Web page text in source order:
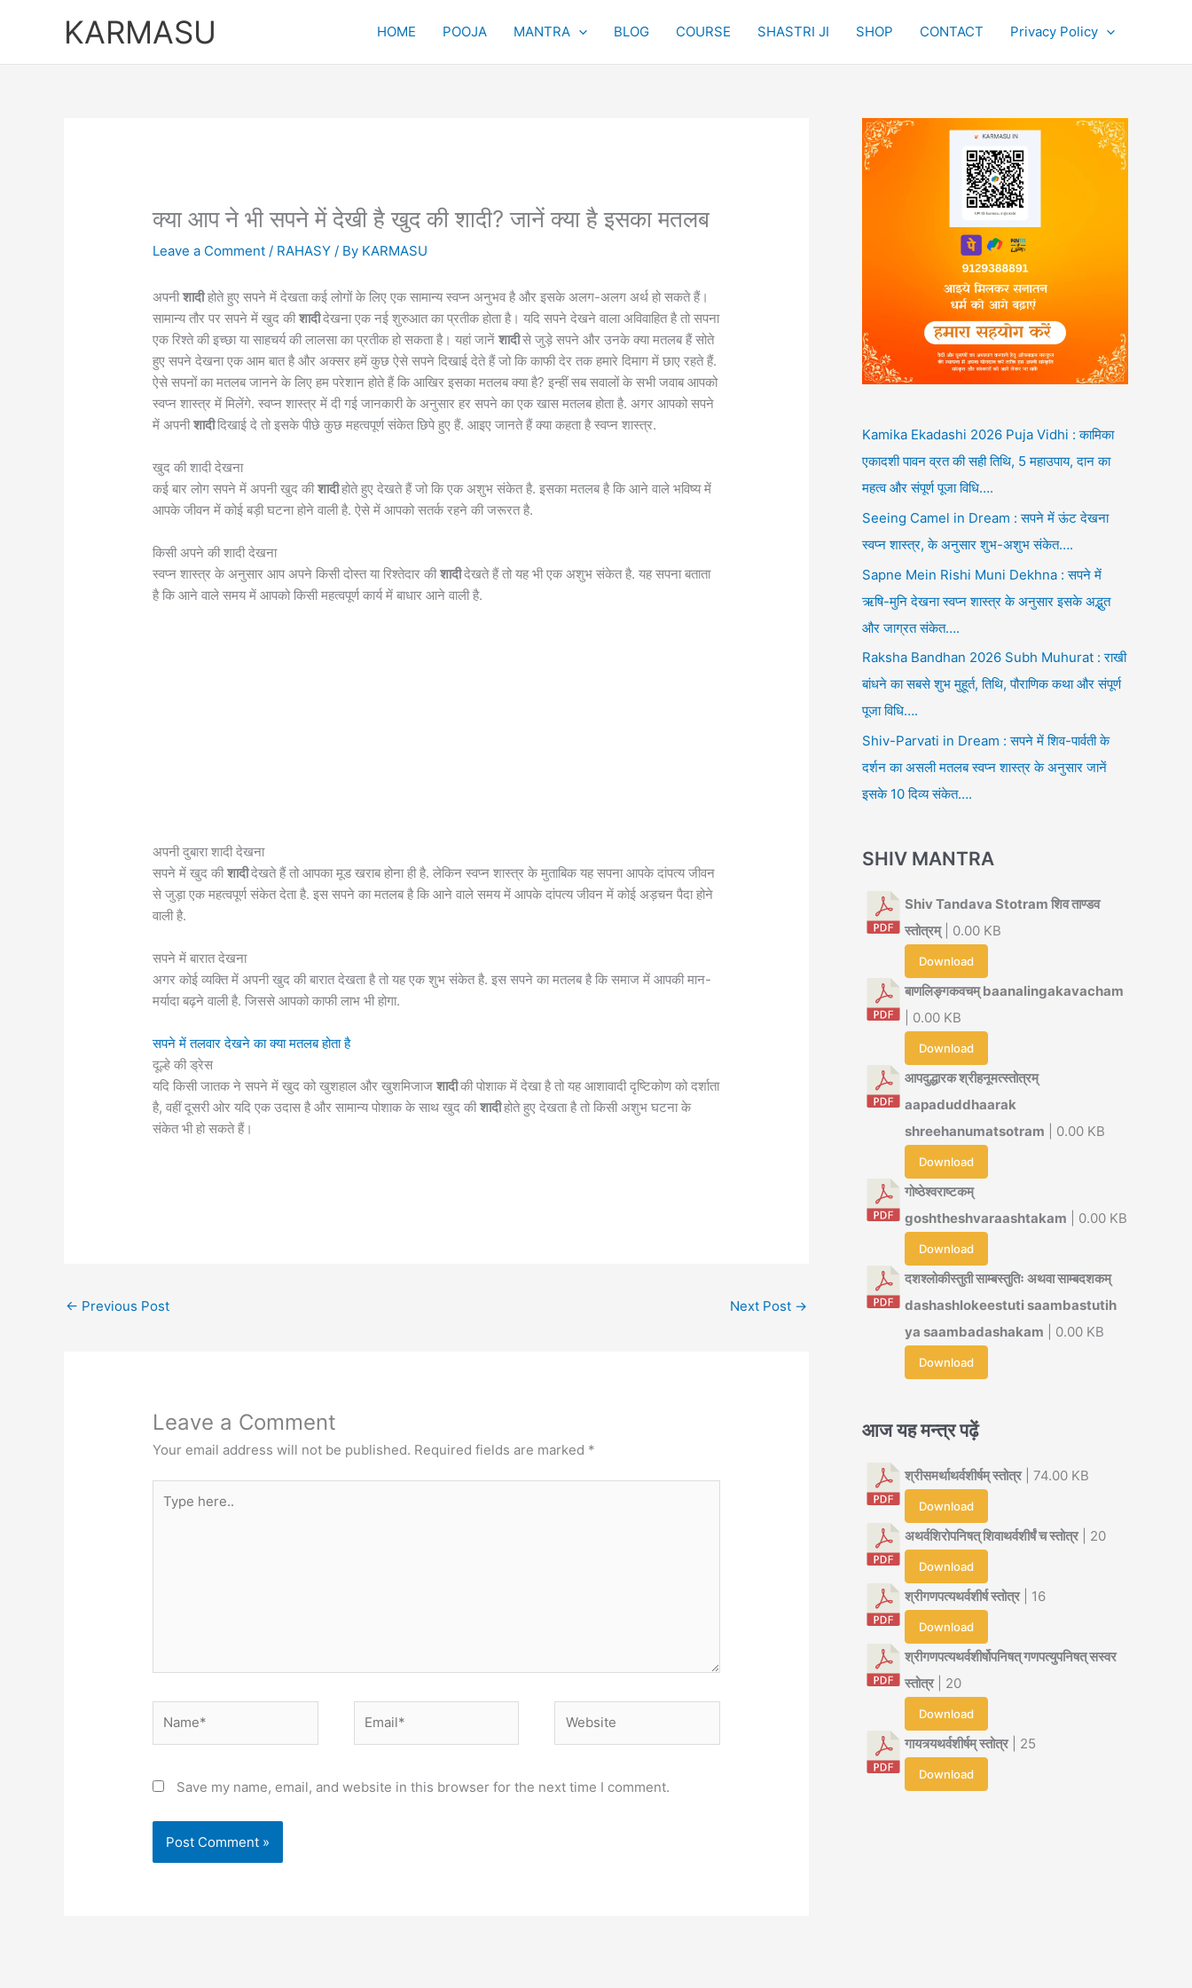
KARMASU HOME POOJA MANTRA BLOG COURSE SHASTRI JI SHOP CONTACT Privacy Policy
क्या आप ने भी सपने में देखी है खुद की शादी? जानें क्या है इसका मतलब
Leave a Comment / RAHASY / By KARMASU
अपनीशादीहोते हुए सपने में देखता कई लोगों के लिए एक सामान्य स्वप्न अनुभव है और इसके अलग-अलग अर्थ हो सकते हैं।
सामान्य तौर पर सपने में खुद कीशादीदेखना एक नई शुरुआत का प्रतीक होता है। यदि सपने देखने वाला अविवाहित है तो सपना
एक रिश्ते की इच्छा या साहचर्य की लालसा का प्रतीक हो सकता है। यहां जानेंशादीसे जुड़े सपने और उनके क्या मतलब हैं सोते
हुए सपने देखना एक आम बात है और अक्सर हमें कुछ ऐसे सपने दिखाई देते हैं जो कि काफी देर तक हमारे दिमाग में छाए रहते हैं.
ऐसे सपनों का मतलब जानने के लिए हम परेशान होते हैं कि आखिर इसका मतलब क्या है? इन्हीं सब सवालों के सभी जवाब आपको
स्वप्न शास्त्र में मिलेंगे. स्वप्न शास्त्र में दी गई जानकारी के अनुसार हर सपने का एक खास मतलब होता है. अगर आपको सपने
में अपनीशादीदिखाई दे तो इसके पीछे कुछ महत्वपूर्ण संकेत छिपे हुए हैं. आइए जानते हैं क्या कहता है स्वप्न शास्त्र.
खुद की शादी देखना
कई बार लोग सपने में अपनी खुद कीशादीहोते हुए देखते हैं जो कि एक अशुभ संकेत है. इसका मतलब है कि आने वाले भविष्य में
आपके जीवन में कोई बड़ी घटना होने वाली है. ऐसे में आपको सतर्क रहने की जरूरत है.
किसी अपने की शादी देखना
स्वप्न शास्त्र के अनुसार आप अपने किसी दोस्त या रिश्तेदार कीशादीदेखते हैं तो यह भी एक अशुभ संकेत है. यह सपना बताता
है कि आने वाले समय में आपको किसी महत्वपूर्ण कार्य में बाधार आने वाली है.
अपनी दुबारा शादी देखना
सपने में खुद कीशादीदेखते हैं तो आपका मूड खराब होना ही है. लेकिन स्वप्न शास्त्र के मुताबिक यह सपना आपके दांपत्य जीवन
से जुड़ा एक महत्वपूर्ण संकेत देता है. इस सपने का मतलब है कि आने वाले समय में आपके दांपत्य जीवन में कोई अड़चन पैदा होने
वाली है.
सपने में बारात देखना
अगर कोई व्यक्ति में अपनी खुद की बारात देखता है तो यह एक शुभ संकेत है. इस सपने का मतलब है कि समाज में आपकी मान-
मर्यादा बढ़ने वाली है. जिससे आपको काफी लाभ भी होगा.
सपने में तलवार देखने का क्या मतलब होता है
दूल्हे की ड्रेस
यदि किसी जातक ने सपने में खुद को खुशहाल और खुशमिजाजशादीकी पोशाक में देखा है तो यह आशावादी दृष्टिकोण को दर्शाता
है, वहीं दूसरी ओर यदि एक उदास है और सामान्य पोशाक के साथ खुद कीशादीहोते हुए देखता है तो किसी अशुभ घटना के
संकेत भी हो सकते हैं।
← Previous Post Next Post →
Leave a Comment
Your email address will not be published. Required fields are marked *
here..
Save my name, email, and website in this browser for the next time I comment.
Kamika Ekadashi 2026 Puja Vidhi : कामिका
एकादशी पावन व्रत की सही तिथि, 5 महाउपाय, दान का
महत्व और संपूर्ण पूजा विधि….
Seeing Camel in Dream : सपने में ऊंट देखना
स्वप्न शास्त्र, के अनुसार शुभ-अशुभ संकेत….
Sapne Mein Rishi Muni Dekhna : सपने में
ऋषि-मुनि देखना स्वप्न शास्त्र के अनुसार इसके अद्भुत
और जाग्रत संकेत….
Raksha Bandhan 2026 Subh Muhurat : राखी
बांधने का सबसे शुभ मुहूर्त, तिथि, पौराणिक कथा और संपूर्ण
पूजा विधि….
Shiv-Parvati in Dream : सपने में शिव-पार्वती के
दर्शन का असली मतलब स्वप्न शास्त्र के अनुसार जानें
इसके 10 दिव्य संकेत….
SHIV MANTRA
Shiv Tandava Stotram शिव ताण्डव
स्तोत्रम्| 0.00 KB
Download
बाणलिङ्गकवचम् baanalingakavacham
| 0.00 KB
Download
आपदुद्धारक श्रीहनूमत्स्तोत्रम्
aapaduddhaarak
shreehanumatsotram | 0.00 KB
Download
गोष्ठेश्वराष्टकम्
goshtheshvaraashtakam | 0.00 KB
Download
दशश्लोकीस्तुती साम्बस्तुतिः अथवा साम्बदशकम्
dashashlokeestuti saambastutih
ya saambadashakam | 0.00 KB
Download
आज यह मन्त्र पढ़ें
श्रीसमर्थाथर्वशीर्षम् स्तोत्र| 74.00 KB
Download
अथर्वशिरोपनिषत् शिवाथर्वशीर्षं च स्तोत्र| 20
Download
श्रीगणपत्यथर्वशीर्ष स्तोत्र| 16
Download
श्रीगणपत्यथर्वशीर्षोपनिषत् गणपत्युपनिषत् सस्वर
स्तोत्र| 20
Download
गायत्र्यथर्वशीर्षम् स्तोत्र| 25
Download